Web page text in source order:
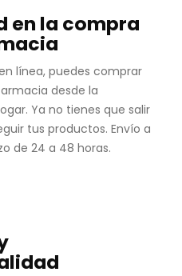
en la compra
línea, puedes comprar
desde la
Ya no tienes que salir
tus productos. Envío a
de 24 a 48 horas.